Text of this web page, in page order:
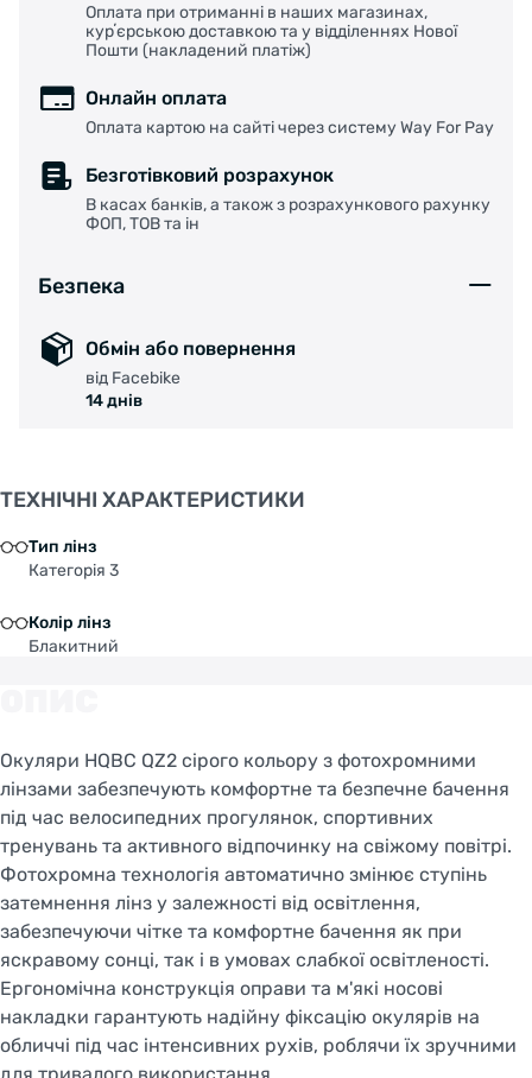
Оплата при отриманні в наших магазинах,
курʼєрською доставкою та у відділеннях Нової
Пошти (накладений платіж)
Онлайн оплата
Оплата картою на сайті через систему Way For Pay
Безготівковий розрахунок
В касах банків, а також з розрахункового рахунку
ФОП, ТОВ та ін
Безпека
Обмін або повернення
від Facebike
14 днів
ТЕХНІЧНІ ХАРАКТЕРИСТИКИ
Тип лінз
Категорія 3
Колір лінз
Блакитний
Окуляри HQBC QZ2 сірого кольору з фотохромними
лінзами забезпечують комфортне та безпечне бачення
під час велосипедних прогулянок, спортивних
тренувань та активного відпочинку на свіжому повітрі.
Фотохромна технологія автоматично змінює ступінь
затемнення лінз у залежності від освітлення,
забезпечуючи чітке та комфортне бачення як при
яскравому сонці, так і в умовах слабкої освітленості.
Ергономічна конструкція оправи та м'які носові
накладки гарантують надійну фіксацію окулярів на
обличчі під час інтенсивних рухів, роблячи їх зручними